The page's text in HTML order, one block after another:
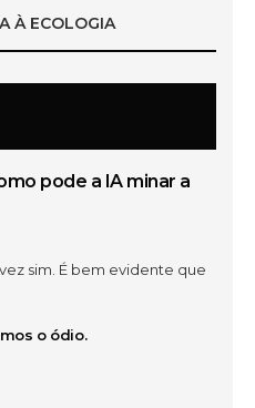
À ECOLOGIA
pode a IA minar a
sim. É bem evidente que
o ódio.